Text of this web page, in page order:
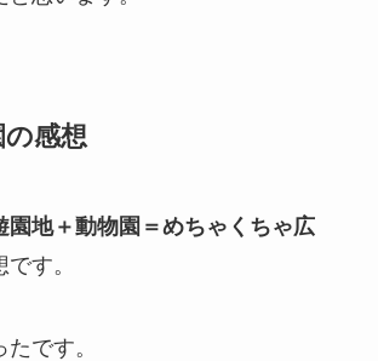
の感想
園地＋動物園＝めちゃくちゃ広
す。
です。